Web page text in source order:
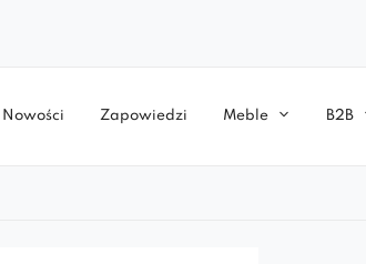
Nowości Zapowiedzi Meble B2B